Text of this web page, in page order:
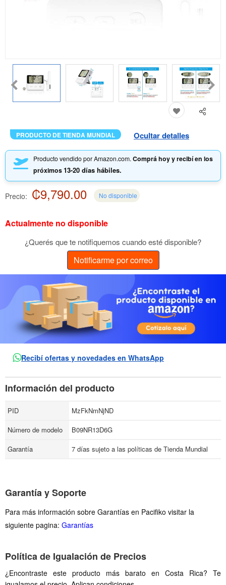
PRODUCTO DE TIENDA MUNDIAL Ocultar detalles
Producto vendido por Amazon.com.Comprá hoy y recibí en los
próximos13-20 días hábiles.
Precio: ₡9,790.00 No disponible
Actualmente no disponible
¿Querés que te notifiquemos cuando esté disponible?
Notificarme por correo
Recibí ofertas y novedades en WhatsApp
Información del producto
PID
MzFkNmNjND
Número de modelo
B09NR13D6G
Garantía
7 días sujeto a las políticas de Tienda Mundial
Garantía y Soporte
Para más información sobre Garantías en Pacifiko visitar la
siguiente pagina: Garantías
Política de Igualación de Precios
¿Encontraste este producto más barato en Costa Rica? Te